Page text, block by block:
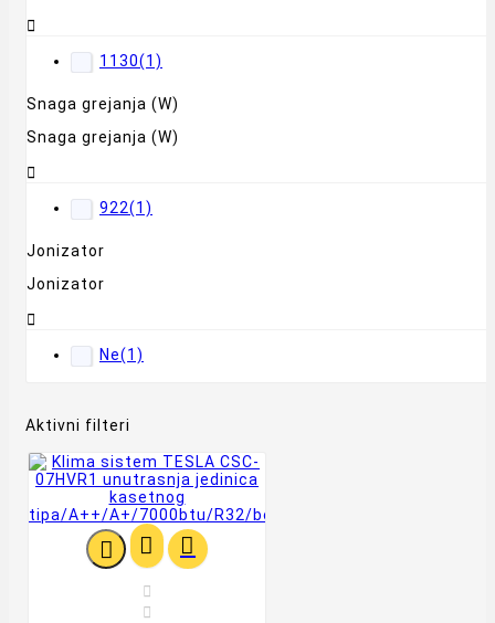

1130(1)
Snaga grejanja (W)
Snaga grejanja (W)

922(1)
Jonizator
Jonizator

Ne(1)
Aktivni filteri
  

